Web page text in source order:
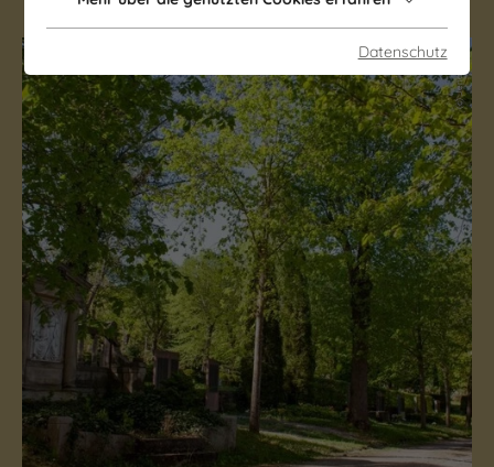
(c) JenaKultur
Datenschutz